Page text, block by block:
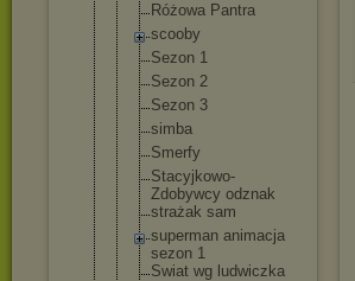
Różowa Pantra
scooby
Sezon 1
Sezon 2
Sezon 3
simba
Smerfy
Stacyjkowo-
Zdobywcy odznak
strażak sam
superman animacja
sezon 1
Swiat wg ludwiczka